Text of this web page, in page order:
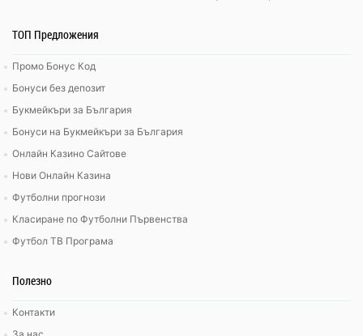
ТОП Предложения
Промо Бонус Код
Бонуси без депозит
Букмейкъри за България
Бонуси на Букмейкъри за България
Онлайн Казино Сайтове
Нови Онлайн Казина
Футболни прогнози
Класиране по Футболни Първенства
Футбол ТВ Програма
Полезно
Контакти